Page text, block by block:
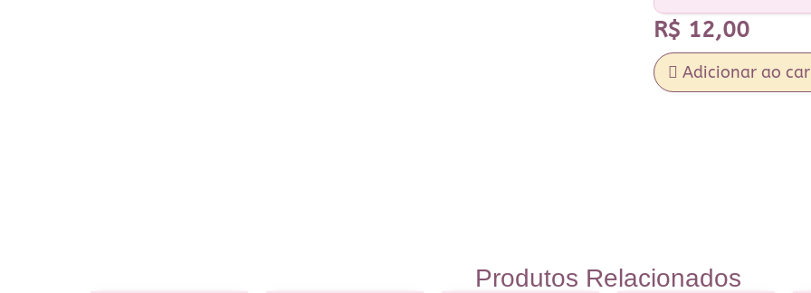
R$ 12,00
Adicionar ao
Produtos Relacionados